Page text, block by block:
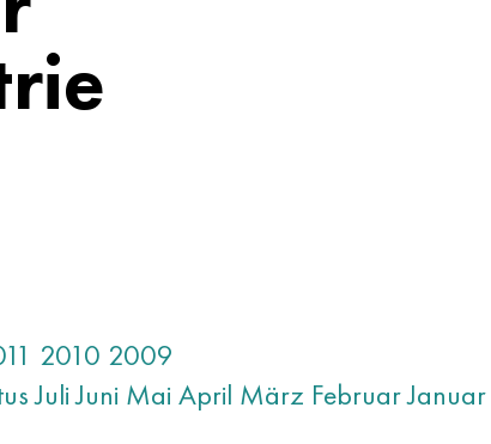
2010 2009
Juli Juni Mai April März FebruarJanuar